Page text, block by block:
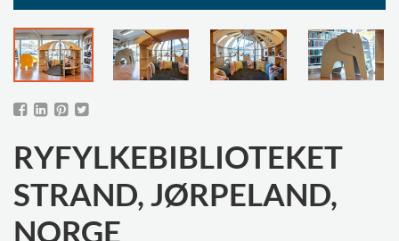
RYFYLKEBIBLIOTEKET
STRAND, JØRPELAND,
NORGE